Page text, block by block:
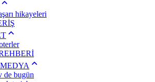
hikayeleri
de bugün